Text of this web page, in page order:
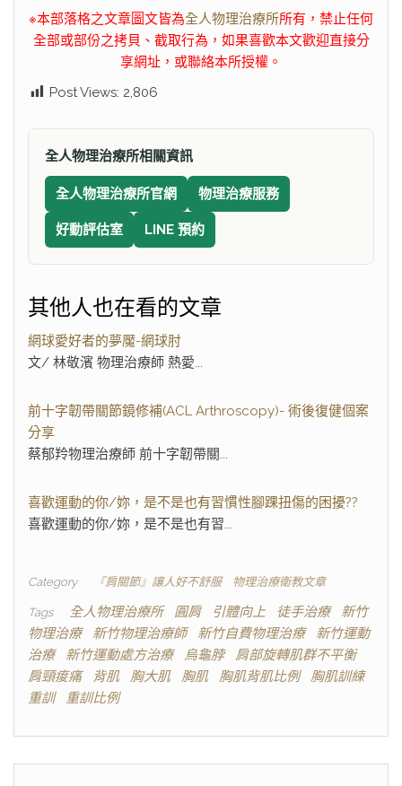
※本部落格之文章圖文皆為全人物理治療所所有，禁止任何
全部或部份之拷貝、截取行為，如果喜歡本文歡迎直接分
享網址，或聯絡本所授權。
Post Views: 2,806
全人物理治療所相關資訊
全人物理治療所官網 物理治療服務
好動評估室 LINE 預約
其他人也在看的文章
網球愛好者的夢魘-網球肘
文/ 林敬濱 物理治療師 熱愛...
前十字韌帶關節鏡修補(ACL Arthroscopy)- 術後復健個案
分享
蔡郁羚物理治療師 前十字韌帶關...
喜歡運動的你/妳，是不是也有習慣性腳踝扭傷的困擾??
喜歡運動的你/妳，是不是也有習...
Category 『肩關節』讓人好不舒服 物理治療衛教文章
Tags 全人物理治療所 圓肩 引體向上 徒手治療
新竹
物理治療
新竹物理治療師 新竹自費物理治療
新竹運動
治療
新竹運動處方治療 烏龜脖
肩部旋轉肌群不平衡
肩頸痠痛
背肌 胸大肌 胸肌 胸肌背肌比例
胸肌訓練
重訓
重訓比例